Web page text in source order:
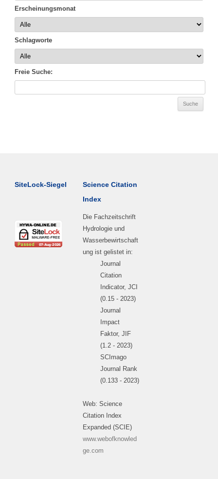
Erscheinungsmonat
Schlagworte
Freie Suche:
SiteLock-Siegel
Science Citation
Index
Die Fachzeitschrift
Hydrologie und
Wasserbewirtschaft
ung ist gelistet in:
Journal
Citation
Indicator, JCI
(0.15 - 2023)
Journal
Impact
Faktor, JIF
(1.2 - 2023)
SCImago
Journal Rank
(0.133 - 2023)
Web: Science
Citation Index
Expanded (SCIE)
www.webofknowled
ge.com